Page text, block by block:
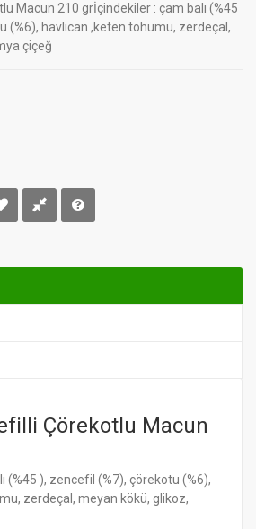
Macun 210 grİçindekiler : çam balı (%45
(%6), havlıcan ,keten tohumu, zerdeçal,
çiçeğ
Çörekotlu Macun
(%45 ), zencefil (%7), çörekotu (%6),
zerdeçal, meyan kökü, glikoz,